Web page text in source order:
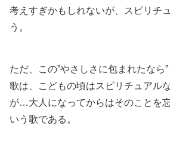
考えすぎかもしれないが、スピリチ
う。
ただ、この”やさしさに包まれたなら
歌は、こどもの頃はスピリチュアル
が…大人になってからはそのことを
いう歌である。